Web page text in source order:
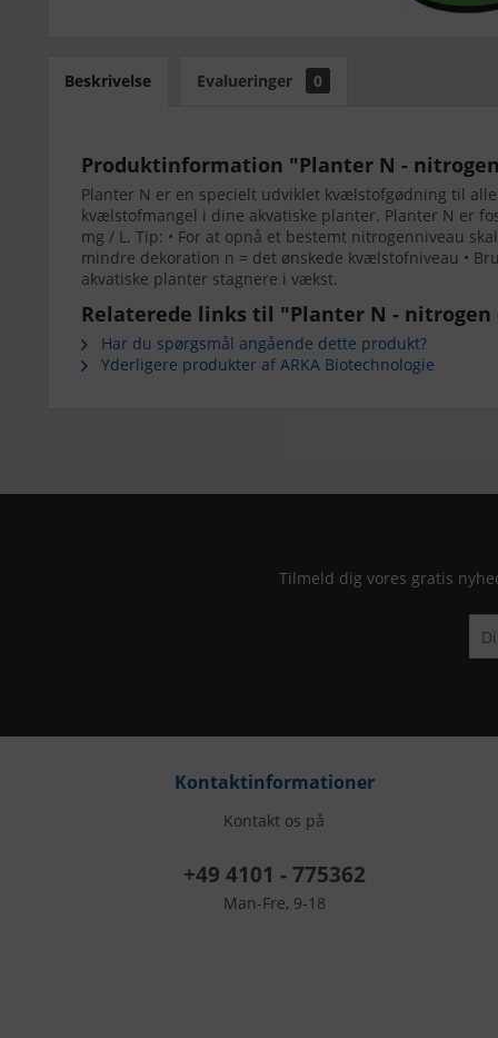
Beskrivelse Evalueringer 0
Produktinformation "Planter N -
Planter N er en specielt udviklet kvælstofgødning til
kvælstofmangel i dine akvatiske planter. Planter N er
mg / L. Tip: • For at opnå et bestemt nitrogenniveau
mindre dekoration n = det ønskede kvælstofniveau •
akvatiske planter stagnere i vækst.
Relaterede links til "Planter N - nitrogen
Har du spørgsmål angående dette produkt?
Yderligere produkter af ARKA Biotechnologie
Kontaktinformationer
Kontakt os på
+49 4101 - 775362
Man-Fre, 9-18
Tilmeld dig vores gratis